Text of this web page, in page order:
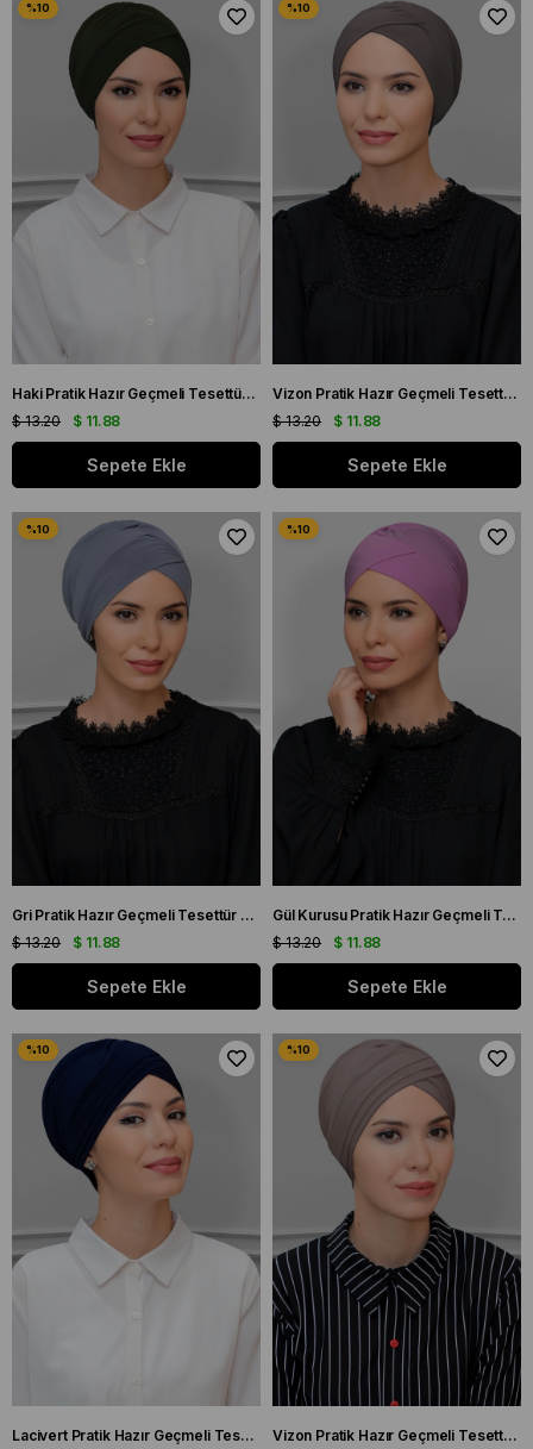
Haki Pratik Hazır Geçmeli Tesettür Bone Sandy Kumaş Çapraz Büzgülü 1801_09
$ 11.88
$ 13.20
Sepete Ekle
Vizon Pratik Hazır Geçmeli Tesettür Bone Sandy Kumaş Çapraz Büzgülü 1801_10
$ 11.88
$ 13.20
Sepete Ekle
Gri Pratik Hazır Geçmeli Tesettür Bone Sandy Kumaş Çapraz Büzgülü 1801_15
$ 11.88
$ 13.20
Sepete Ekle
Gül Kurusu Pratik Hazır Geçmeli Tesettür Bone Sandy Kumaş Çapraz Büzgülü 1801_18
$ 11.88
$ 13.20
Sepete Ekle
Lacivert Pratik Hazır Geçmeli Tesettür Bone Sandy Kumaş Üç Çapraz 1803_02 Vizon Pratik Hazır Geçmeli Tesettür Bone Sandy Kumaş Üç Çapraz 1803_10